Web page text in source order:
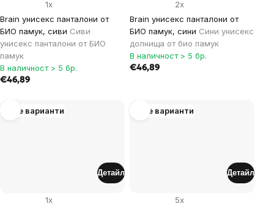
Brain yнисекс панталони от
БИО памук, сиви Сиви
унисекс панталони от БИО
памук
1x
В наличност > 5 бр.
€46,89
Brain yнисекс панталони от
БИО памук, сини Сини унисекс
долнища от био памук
2x
В наличност > 5 бр.
€46,89
Още варианти
1x
Детайл
Още варианти
5x
Детайл